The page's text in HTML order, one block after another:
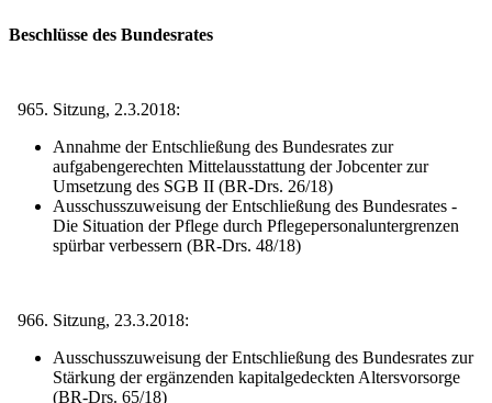
Beschlüsse des Bundesrates
Sitzung, 2.3.2018:
Annahme der Entschließung des Bundesrates zur
aufgabengerechten Mittelausstattung der Jobcenter zur
Umsetzung des SGB II (BR-Drs. 26/18)
Ausschusszuweisung der Entschließung des Bundesrates -
Die Situation der Pflege durch Pflegepersonaluntergrenzen
spürbar verbessern (BR-Drs. 48/18)
Sitzung, 23.3.2018:
Ausschusszuweisung der Entschließung des Bundesrates zur
Stärkung der ergänzenden kapitalgedeckten Altersvorsorge
(BR-Drs. 65/18)